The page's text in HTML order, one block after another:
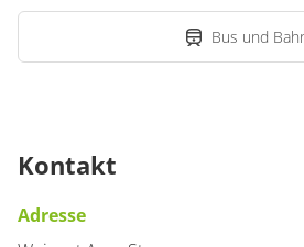
Bus und
Kontakt
Adresse